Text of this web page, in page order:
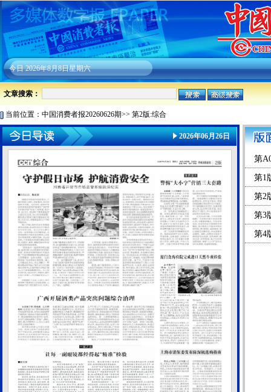
今日2026年8月8日星期六
文章搜索：
当前位置： 中国消费者报20260626期>> 第2版:综合
2026年06月26日
第
第1
第2
第3
第4